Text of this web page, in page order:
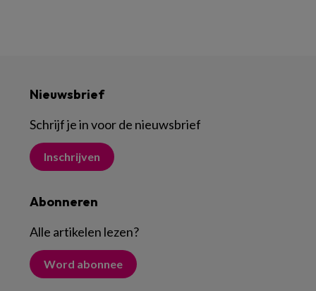
Nieuwsbrief
Schrijf je in voor de nieuwsbrief
Inschrijven
Abonneren
Alle artikelen lezen?
Word abonnee